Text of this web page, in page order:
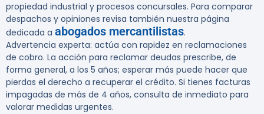
propiedad industrial y procesos concursales. Para comparar
despachos y opiniones revisa también nuestra página
dedicada a abogados mercantilistas.
Advertencia experta: actúa con rapidez en reclamaciones
de cobro. La acción para reclamar deudas prescribe, de
forma general, a los 5 años; esperar más puede hacer que
pierdas el derecho a recuperar el crédito. Si tienes facturas
impagadas de más de 4 años, consulta de inmediato para
valorar medidas urgentes.